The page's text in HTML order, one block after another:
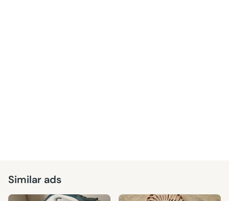
Similar ads